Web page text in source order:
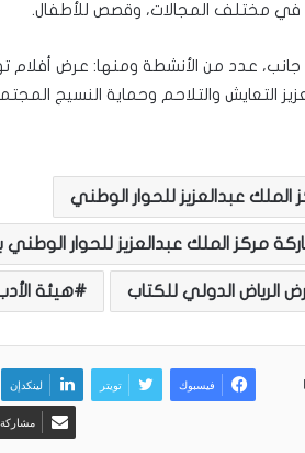
في مختلف المجالات، وقصص للأطفال.
جانب، عدد من الأنشطة ومنها: عرض أفلام
تعزيز التعايش والتلاحم وحماية النسيج
الملك عبدالعزيز للحوار الوطني
مركز الملك عبدالعزيز للحوار الوطني
الرياض الدولي للكتاب هيئة
فيسبوك تويتر لينكدإن
مشاركة